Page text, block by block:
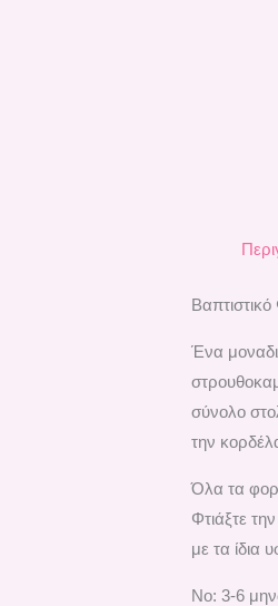
Ένα
σύνολο
την
Όλα τα
Φτιάξτε
με τα ίδια
No: 3-6